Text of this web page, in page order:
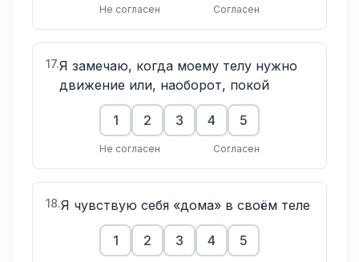
Не согласен Согласен
17.Я замечаю, когда моему телу нужно
движение или, наоборот, покой
1 2 3 4 5
Не согласен Согласен
18.Я чувствую себя «дома» в своём теле
1 2 3 4 5